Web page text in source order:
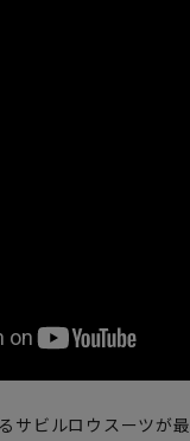
サビルロウスーツが